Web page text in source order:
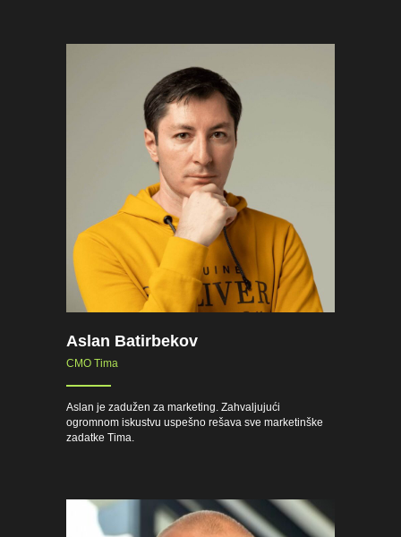
Aslan Batirbekov
CMO Tima
Aslan je zadužen za marketing. Zahvaljujući
ogromnom iskustvu uspešno rešava sve marketinške
zadatke Tima.